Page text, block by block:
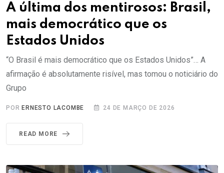
A última dos mentirosos: Brasil,
mais democrático que os
Estados Unidos
“O Brasil é mais democrático que os Estados Unidos”… A
afirmação é absolutamente risível, mas tomou o noticiário do
Grupo
PORERNESTO LACOMBE 24 DE MARÇO DE 2026
READ MORE